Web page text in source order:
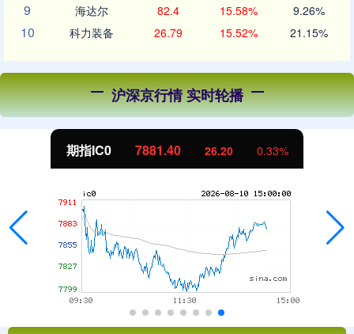
9 海达尔 82.4 15.58% 9.26%
10 科力装备 26.79 15.52% 21.15%
沪深京行情 实时轮播
期指IC0 7881.40 26.20 0.33%